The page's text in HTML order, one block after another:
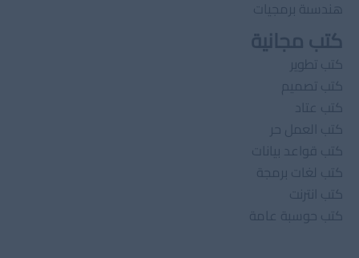
هندسىة برمجيات
كتب مجانية
كتب تطوير
كتب تصميم
كتب عتاد
كتب العمل حر
كتب قواعد بيانات
كتب لغات برمجة
كتب انترنت
كتب حوسبة عامة